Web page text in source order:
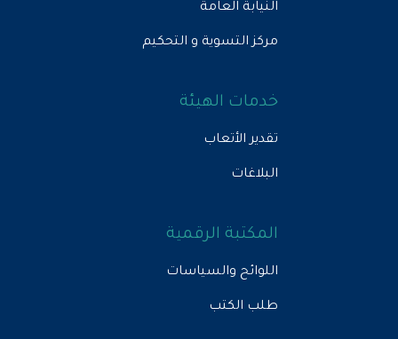
النيابة العامة
مركز التسوية و التحكيم
خدمات الهيئة
تقدير الأتعاب
البلاغات
المكتبة الرقمية
اللوائح والسياسات
طلب الكتب